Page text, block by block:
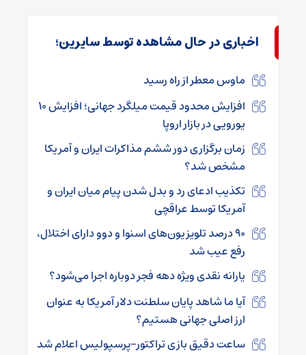
اخباری در حال مشاهده توسط سایرین؛
ماوس معطر از راه رسید
افزایش محدود قیمت میلگرد جهانی؛ افزایش ۱۰
یورویی در بازار اروپا
زمان برگزاری دور ششم مذاکرات ایران و آمریکا
مشخص شد؟
تکذیب ادعای رد و بدل شدن پیام میان ایران و
آمریکا توسط عراقچی
۹۰ درصد تلویزیون‌های اسنوا و دوو دارای اختلال،
رفع عیب شد
یارانه نقدی ویژه دهه فجر دوباره اجرا می‌شود؟
آیا ما شاهد پایان سلطنت دلار آمریکا به عنوان
ارز اصلی جهانی هستیم؟
ساعت دقیق بازی تراکتور-پرسپولیس اعلام شد